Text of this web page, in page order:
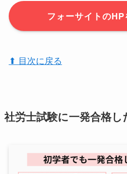
フォーサイトの
⬆︎ 目次に戻る
社労士試験に一発合格し